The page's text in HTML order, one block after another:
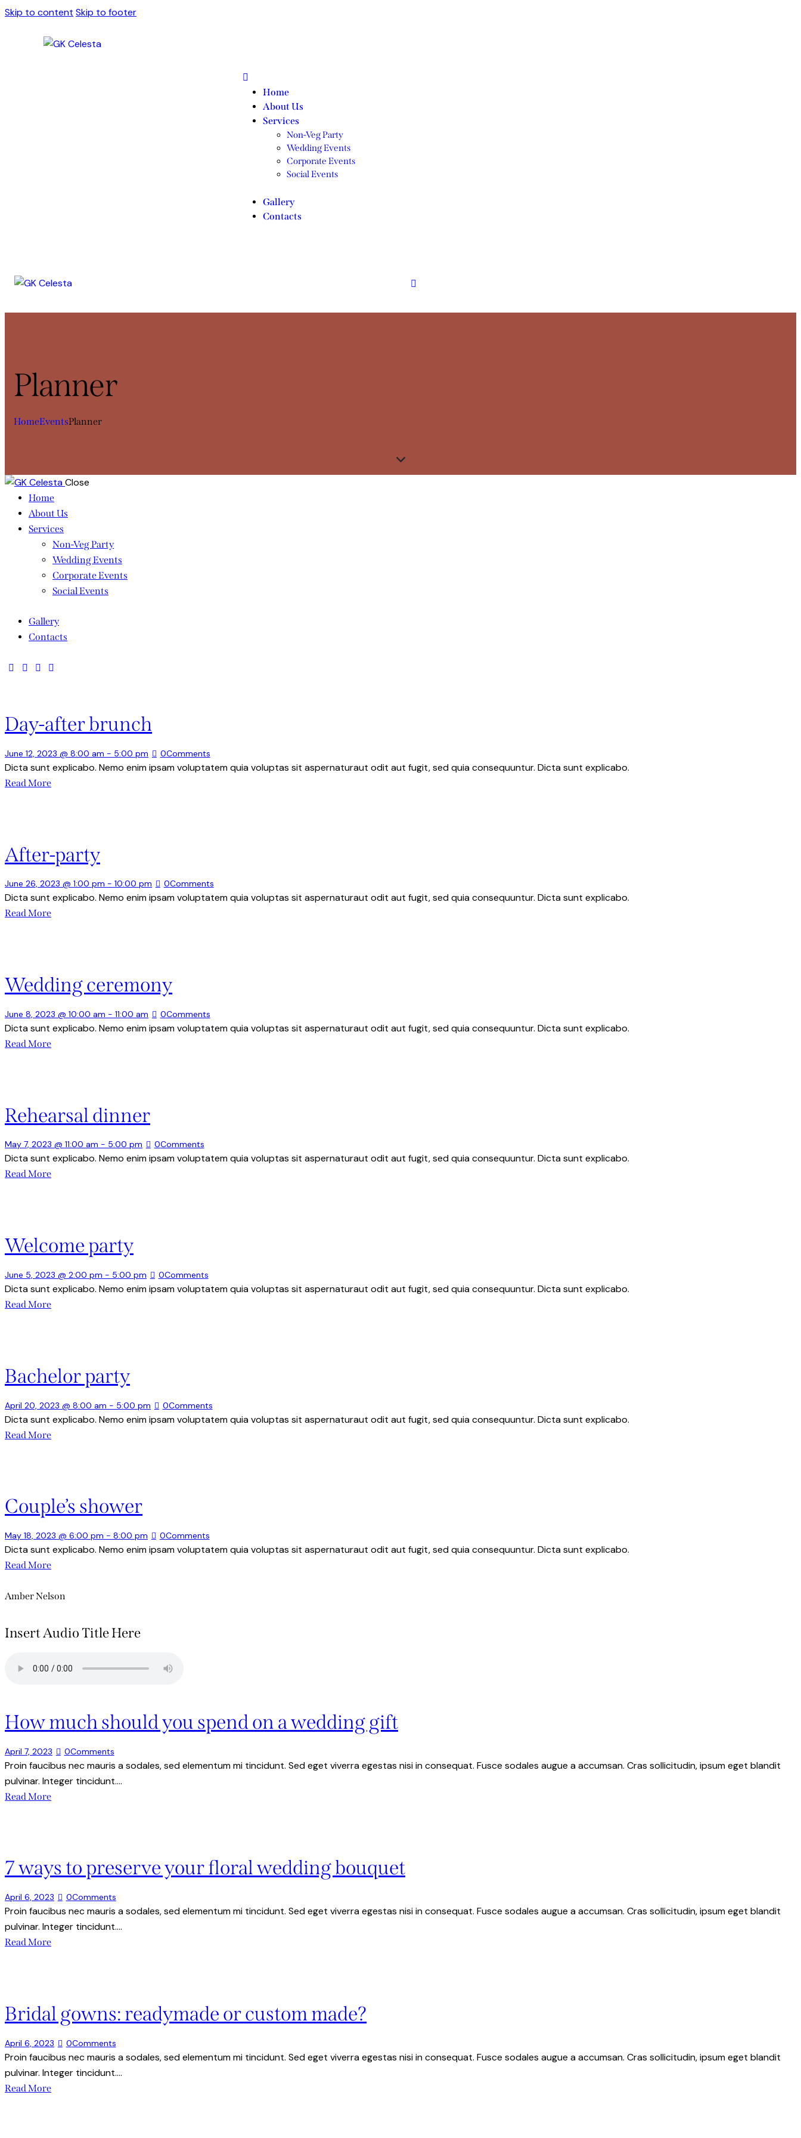
Skip to content Skip to footer
Home
About Us
Services
Non-Veg Party
Wedding Events
Corporate Events
Social Events
Gallery
Contacts
Planner
HomeEventsPlanner
Close
Home
About Us
Services
Non-Veg Party
Wedding Events
Corporate Events
Social Events
Gallery
Contacts
Day-after brunch
June 12, 2023 @ 8:00 am - 5:00 pm 0Comments
Dicta sunt explicabo. Nemo enim ipsam voluptatem quia voluptas sit aspernaturaut odit aut fugit, sed quia consequuntur. Dicta sunt explicabo.
Read More
After-party
June 26, 2023 @ 1:00 pm - 10:00 pm 0Comments
Dicta sunt explicabo. Nemo enim ipsam voluptatem quia voluptas sit aspernaturaut odit aut fugit, sed quia consequuntur. Dicta sunt explicabo.
Read More
Wedding ceremony
June 8, 2023 @ 10:00 am - 11:00 am 0Comments
Dicta sunt explicabo. Nemo enim ipsam voluptatem quia voluptas sit aspernaturaut odit aut fugit, sed quia consequuntur. Dicta sunt explicabo.
Read More
Rehearsal dinner
May 7, 2023 @ 11:00 am - 5:00 pm 0Comments
Dicta sunt explicabo. Nemo enim ipsam voluptatem quia voluptas sit aspernaturaut odit aut fugit, sed quia consequuntur. Dicta sunt explicabo.
Read More
Welcome party
June 5, 2023 @ 2:00 pm - 5:00 pm 0Comments
Dicta sunt explicabo. Nemo enim ipsam voluptatem quia voluptas sit aspernaturaut odit aut fugit, sed quia consequuntur. Dicta sunt explicabo.
Read More
Bachelor party
April 20, 2023 @ 8:00 am - 5:00 pm 0Comments
Dicta sunt explicabo. Nemo enim ipsam voluptatem quia voluptas sit aspernaturaut odit aut fugit, sed quia consequuntur. Dicta sunt explicabo.
Read More
Couple’s shower
May 18, 2023 @ 6:00 pm - 8:00 pm 0Comments
Dicta sunt explicabo. Nemo enim ipsam voluptatem quia voluptas sit aspernaturaut odit aut fugit, sed quia consequuntur. Dicta sunt explicabo.
Read More
Amber Nelson
Insert Audio Title Here
How much should you spend on a wedding gift
April 7, 2023 0Comments
Proin faucibus nec mauris a sodales, sed elementum mi tincidunt. Sed eget viverra egestas nisi in consequat. Fusce sodales augue a accumsan. Cras sollicitudin, ipsum eget blandit
pulvinar. Integer tincidunt.…
Read More
7 ways to preserve your floral wedding bouquet
April 6, 2023 0Comments
Proin faucibus nec mauris a sodales, sed elementum mi tincidunt. Sed eget viverra egestas nisi in consequat. Fusce sodales augue a accumsan. Cras sollicitudin, ipsum eget blandit
pulvinar. Integer tincidunt.…
Read More
Bridal gowns: readymade or custom made?
April 6, 2023 0Comments
Proin faucibus nec mauris a sodales, sed elementum mi tincidunt. Sed eget viverra egestas nisi in consequat. Fusce sodales augue a accumsan. Cras sollicitudin, ipsum eget blandit
pulvinar. Integer tincidunt.…
Read More